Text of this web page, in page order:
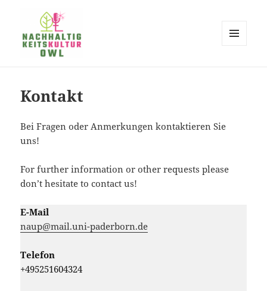
Kontakt
Bei Fragen oder Anmerkungen kontaktieren Sie
uns!
For further information or other requests please
don’t hesitate to contact us!
E-Mail
naup@mail.uni-paderborn.de
Telefon
+495251604324